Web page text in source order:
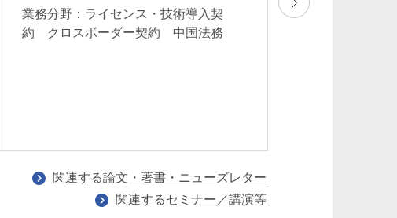
業務分野：ライセンス・技術導入契
約 クロスボーダー契約 中国法務
2025年10月6日
関連する論文・著書・ニューズレター
関連するセミナー／講演等